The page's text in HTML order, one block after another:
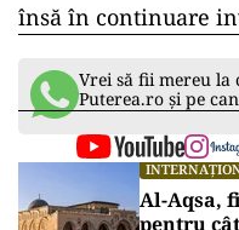
însă în continuare
Vrei să fii mereu la
Puterea.ro și pe
Al-Aqsa,
pentru